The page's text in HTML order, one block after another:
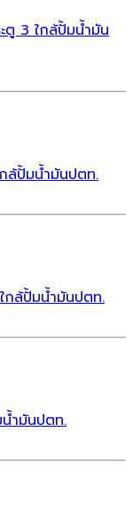
3 ใกล้ปั้มน้ำมัน
ล้ปั้มน้ำมันปตท.
ล้ปั้มน้ำมันปตท.
ำมันปตท.